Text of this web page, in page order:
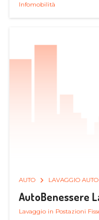
Infomobilità
AUTO LAVAGGIO AUTO
AutoBenessere
Lavaggio in Postazioni